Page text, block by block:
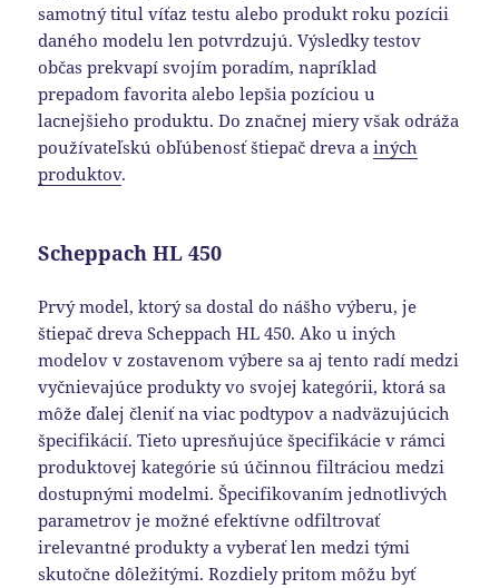
samotný titul víťaz testu alebo produkt roku pozícii
daného modelu len potvrdzujú. Výsledky testov
občas prekvapí svojím poradím, napríklad
prepadom favorita alebo lepšia pozíciou u
lacnejšieho produktu. Do značnej miery však odráža
používateľskú obľúbenosť štiepač dreva ainých
produktov.
Scheppach HL 450
Prvý model, ktorý sa dostal do nášho výberu, je
štiepač dreva Scheppach HL 450. Ako u iných
modelov v zostavenom výbere sa aj tento radí medzi
vyčnievajúce produkty vo svojej kategórii, ktorá sa
môže ďalej členiť na viac podtypov a nadväzujúcich
špecifikácií. Tieto upresňujúce špecifikácie v rámci
produktovej kategórie sú účinnou filtráciou medzi
dostupnými modelmi. Špecifikovaním jednotlivých
parametrov je možné efektívne odfiltrovať
irelevantné produkty a vyberať len medzi tými
skutočne dôležitými. Rozdiely pritom môžu byť